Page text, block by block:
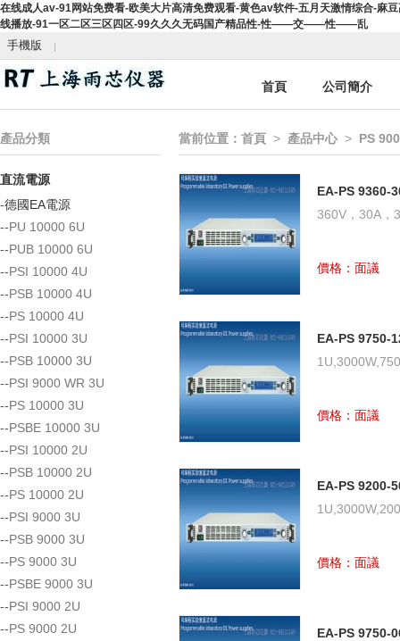
在线成人av-91网站免费看-欧美大片高清免费观看-黄色av软件-五月天激情综合-麻
线播放-91一区二区三区四区-99久久久无码国产精品性-性――交――性――乱
手機版
首頁 公司簡介
產品分類
直流電源
-德國EA電源
--PU 10000 6U
--PUB 10000 6U
--PSI 10000 4U
--PSB 10000 4U
--PS 10000 4U
--PSI 10000 3U
--PSB 10000 3U
--PSI 9000 WR 3U
--PS 10000 3U
--PSBE 10000 3U
--PSI 10000 2U
--PSB 10000 2U
--PS 10000 2U
--PSI 9000 3U
--PSB 9000 3U
--PS 9000 3U
--PSBE 9000 3U
--PSI 9000 2U
--PS 9000 2U
當前位置： 首頁 > 產品中心 > PS
EA-PS 9360-
源-上海雨芯儀
360V，30A，
價格：面議
EA-PS 9750-
源-上海雨芯儀
價格：面議
EA-PS 9200-
源-上海雨芯儀
價格：面議
EA-PS 9750-